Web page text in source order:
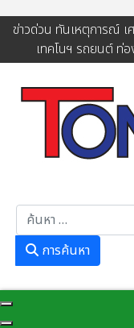
ข่าวด่วน ทันเหตุการณ์
เทคโนฯ รถยนต์ ท่อ
การค้นหา